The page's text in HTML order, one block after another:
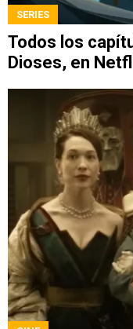
SERIES
Todos los
Dioses, en